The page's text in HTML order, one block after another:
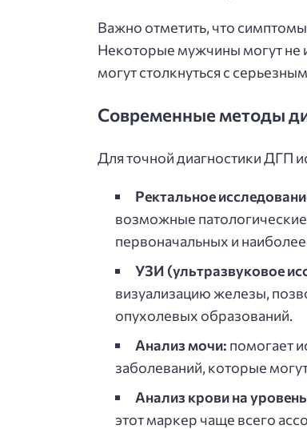
Важно отметить, что
Некоторые мужчины могут не
могут столкнуться с
Современные методы
Для точной диагностики ДГП
Ректальное
возможные
первоначальных и
УЗИ (ультразвуковое
визуализацию железы,
опухолевых образований.
Анализ мочи: помогает
заболеваний, которые
Анализ крови на
этот маркер чаще всего